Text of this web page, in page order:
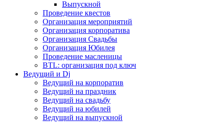
Выпускной
Проведение квестов
Организация мероприятий
Организация корпоратива
Организация Свадьбы
Организация Юбилея
Проведение масленицы
BTL: организация под ключ
Ведущий и Dj
Ведущий на корпоратив
Ведущий на праздник
Ведущий на свадьбу
Ведущий на юбилей
Ведущий на выпускной